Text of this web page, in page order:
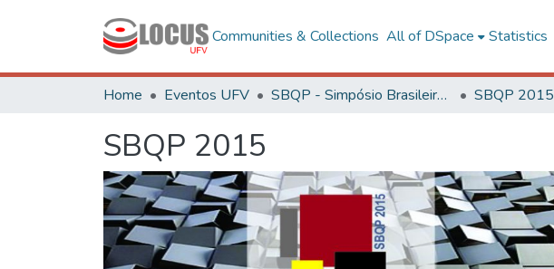
Communities & Collections All of DSpace Statistics
Home Eventos UFV SBQP - Simpósio Brasileiro de Qualidade do Projeto no Ambiente Construído SBQP 2015
SBQP 2015